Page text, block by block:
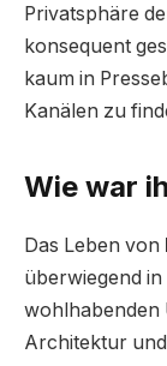
Privatsphäre
konsequent
kaum in
Kanälen zu
Wie war
Das Leben von
überwiegend
wohlhabenden
Architektur